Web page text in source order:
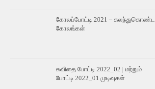
கோலப்போட்டி 2021 – கலந்துகொண்ட
கோலங்கள்
கவிதை போட்டி 2022_02 | மற்றும்
போட்டி 2022_01 முடிவுகள்